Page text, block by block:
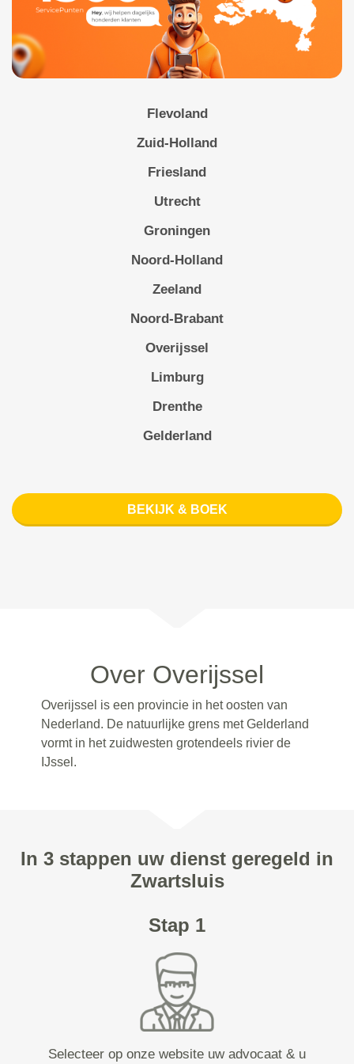
Flevoland
Zuid-Holland
Friesland
Utrecht
Groningen
Noord-Holland
Zeeland
Noord-Brabant
Overijssel
Limburg
Drenthe
Gelderland
BEKIJK & BOEK
Over Overijssel
Overijssel is een provincie in het oosten van
Nederland. De natuurlijke grens met Gelderland
vormt in het zuidwesten grotendeels rivier de
IJssel.
In 3 stappen uw dienst geregeld in
Zwartsluis
Stap 1
Selecteer op onze website uw advocaat & u